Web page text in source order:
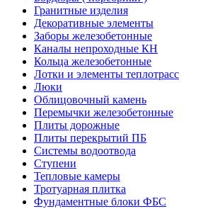
Гранитные изделия
Декоративные элементы
Заборы железобетонные
Каналы непроходные КН
Кольца железобетонные
Лотки и элементы теплотрасс
Люки
Облицовочный камень
Перемычки железобетонные
Плиты дорожные
Плиты перекрытий ПБ
Системы водоотвода
Ступени
Тепловые камеры
Тротуарная плитка
Фундаментные блоки ФБС